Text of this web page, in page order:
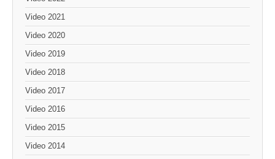
Video 2021
Video 2020
Video 2019
Video 2018
Video 2017
Video 2016
Video 2015
Video 2014